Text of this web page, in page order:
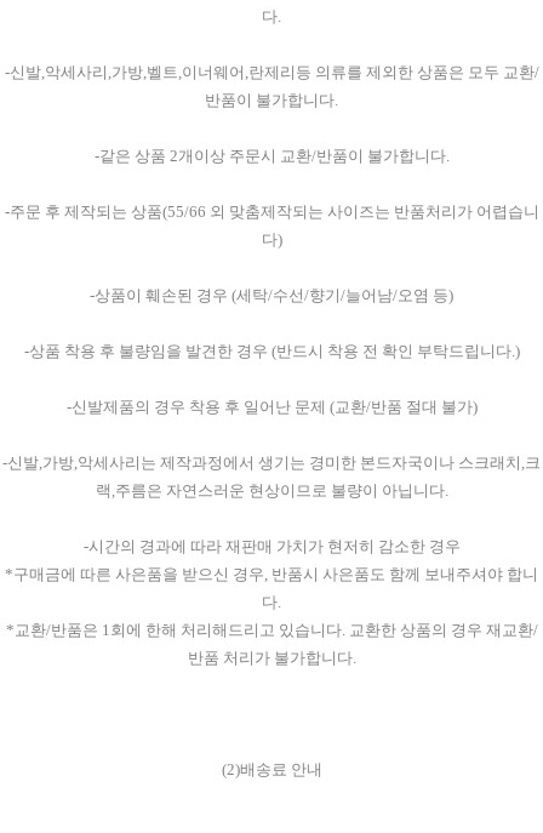
다.
-신발,악세사리,가방,벨트,이너웨어,란제리등 의류를 제외한 상품은 모두 교환/
반품이 불가합니다.
-같은 상품 2개이상 주문시 교환/반품이 불가합니다.
-주문 후 제작되는 상품(55/66 외 맞춤제작되는 사이즈는 반품처리가 어렵습니
다)
-상품이 훼손된 경우 (세탁/수선/향기/늘어남/오염 등)
-상품 착용 후 불량임을 발견한 경우 (반드시 착용 전 확인 부탁드립니다.)
-신발제품의 경우 착용 후 일어난 문제 (교환/반품 절대 불가)
-신발,가방,악세사리는 제작과정에서 생기는 경미한 본드자국이나 스크래치,크
랙,주름은 자연스러운 현상이므로 불량이 아닙니다.
-시간의 경과에 따라 재판매 가치가 현저히 감소한 경우
*구매금에 따른 사은품을 받으신 경우, 반품시 사은품도 함께 보내주셔야 합니
다.
*교환/반품은 1회에 한해 처리해드리고 있습니다. 교환한 상품의 경우 재교환/
반품 처리가 불가합니다.
(2)배송료 안내